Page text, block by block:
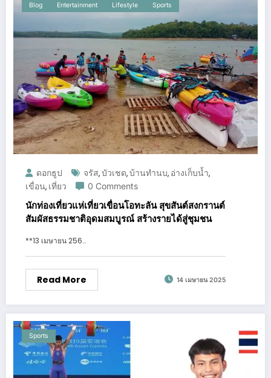
Blog Entertainment Lifestyle Sports
ดอกธูป จรัส,บัวเชด,บ้านทำนบ, อ่างเก็บน้ำ,
เขื่อน, เที่ยว 0 Comments
นักท่องเที่ยวแห่เที่ยวเขื่อนโอทะลัน สุขสันต์สงกรานต์
สัมผัสธรรมชาติอุดมสมบูรณ์ สร้างรายได้สู่ชุมชน
**13 เมษายน 256…
Read More 14 เมษายน 2025
Sports